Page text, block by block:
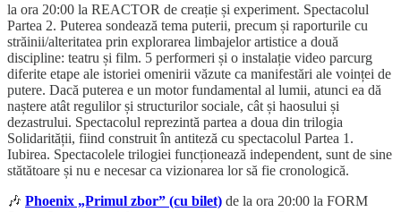
la ora 20:00 la REACTOR de creație și experiment. Spectacolul
Partea 2. Puterea sondează tema puterii, precum și raporturile cu
străinii/alteritatea prin explorarea limbajelor artistice a două
discipline: teatru și film. 5 performeri și o instalație video parcurg
diferite etape ale istoriei omenirii văzute ca manifestări ale voinței de
putere. Dacă puterea e un motor fundamental al lumii, atunci ea dă
naștere atât regulilor și structurilor sociale, cât și haosului și
dezastrului. Spectacolul reprezintă partea a doua din trilogia
Solidarității, fiind construit în antiteză cu spectacolul Partea 1.
Iubirea. Spectacolele trilogiei funcționează independent, sunt de sine
stătătoare și nu e necesar ca vizionarea lor să fie cronologică.
🎶 Phoenix „Primul zbor” (cu bilet) de la ora 20:00 la FORM